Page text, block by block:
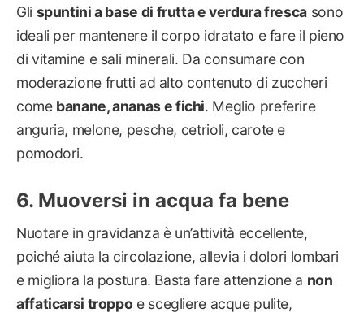
Gli spuntini a base di frutta e verdura fresca sono
ideali per mantenere il corpo idratato e fare il pieno
di vitamine e sali minerali. Da consumare con
moderazione frutti ad alto contenuto di zuccheri
come banane, ananas e fichi. Meglio preferire
anguria, melone, pesche, cetrioli, carote e
pomodori.
Muoversi in acqua fa bene
Nuotare in gravidanza è un’attività eccellente,
poiché aiuta la circolazione, allevia i dolori lombari
e migliora la postura. Basta fare attenzione a non
affaticarsi troppo e scegliere acque pulite,